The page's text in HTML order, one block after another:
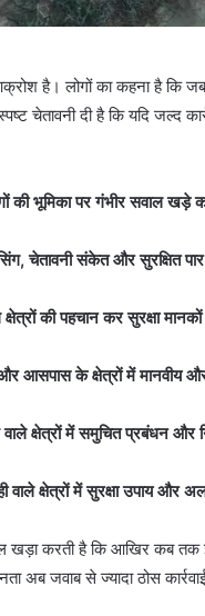
है। लोगों का कहना है कि
चेतावनी दी है कि यदि जल्द
की भूमिका पर गंभीर सवाल
चेतावनी संकेत और सुरक्षित
की पहचान कर सुरक्षा
के क्षेत्रों में मानवीय और
क्षेत्रों में समुचित प्रबंधन और
वाले क्षेत्रों में सुरक्षा उपाय और
खड़ा करती है कि आखिर कब तक
अब जवाब से ज्यादा ठोस